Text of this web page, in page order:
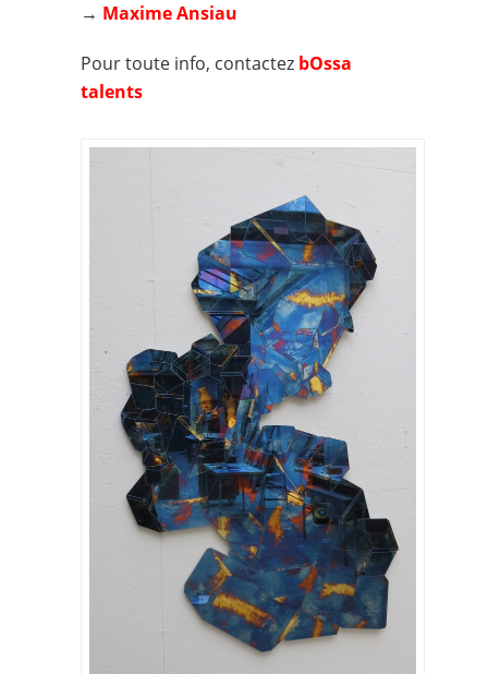
→ Maxime Ansiau
Pour toute info, contactez bOssa
talents